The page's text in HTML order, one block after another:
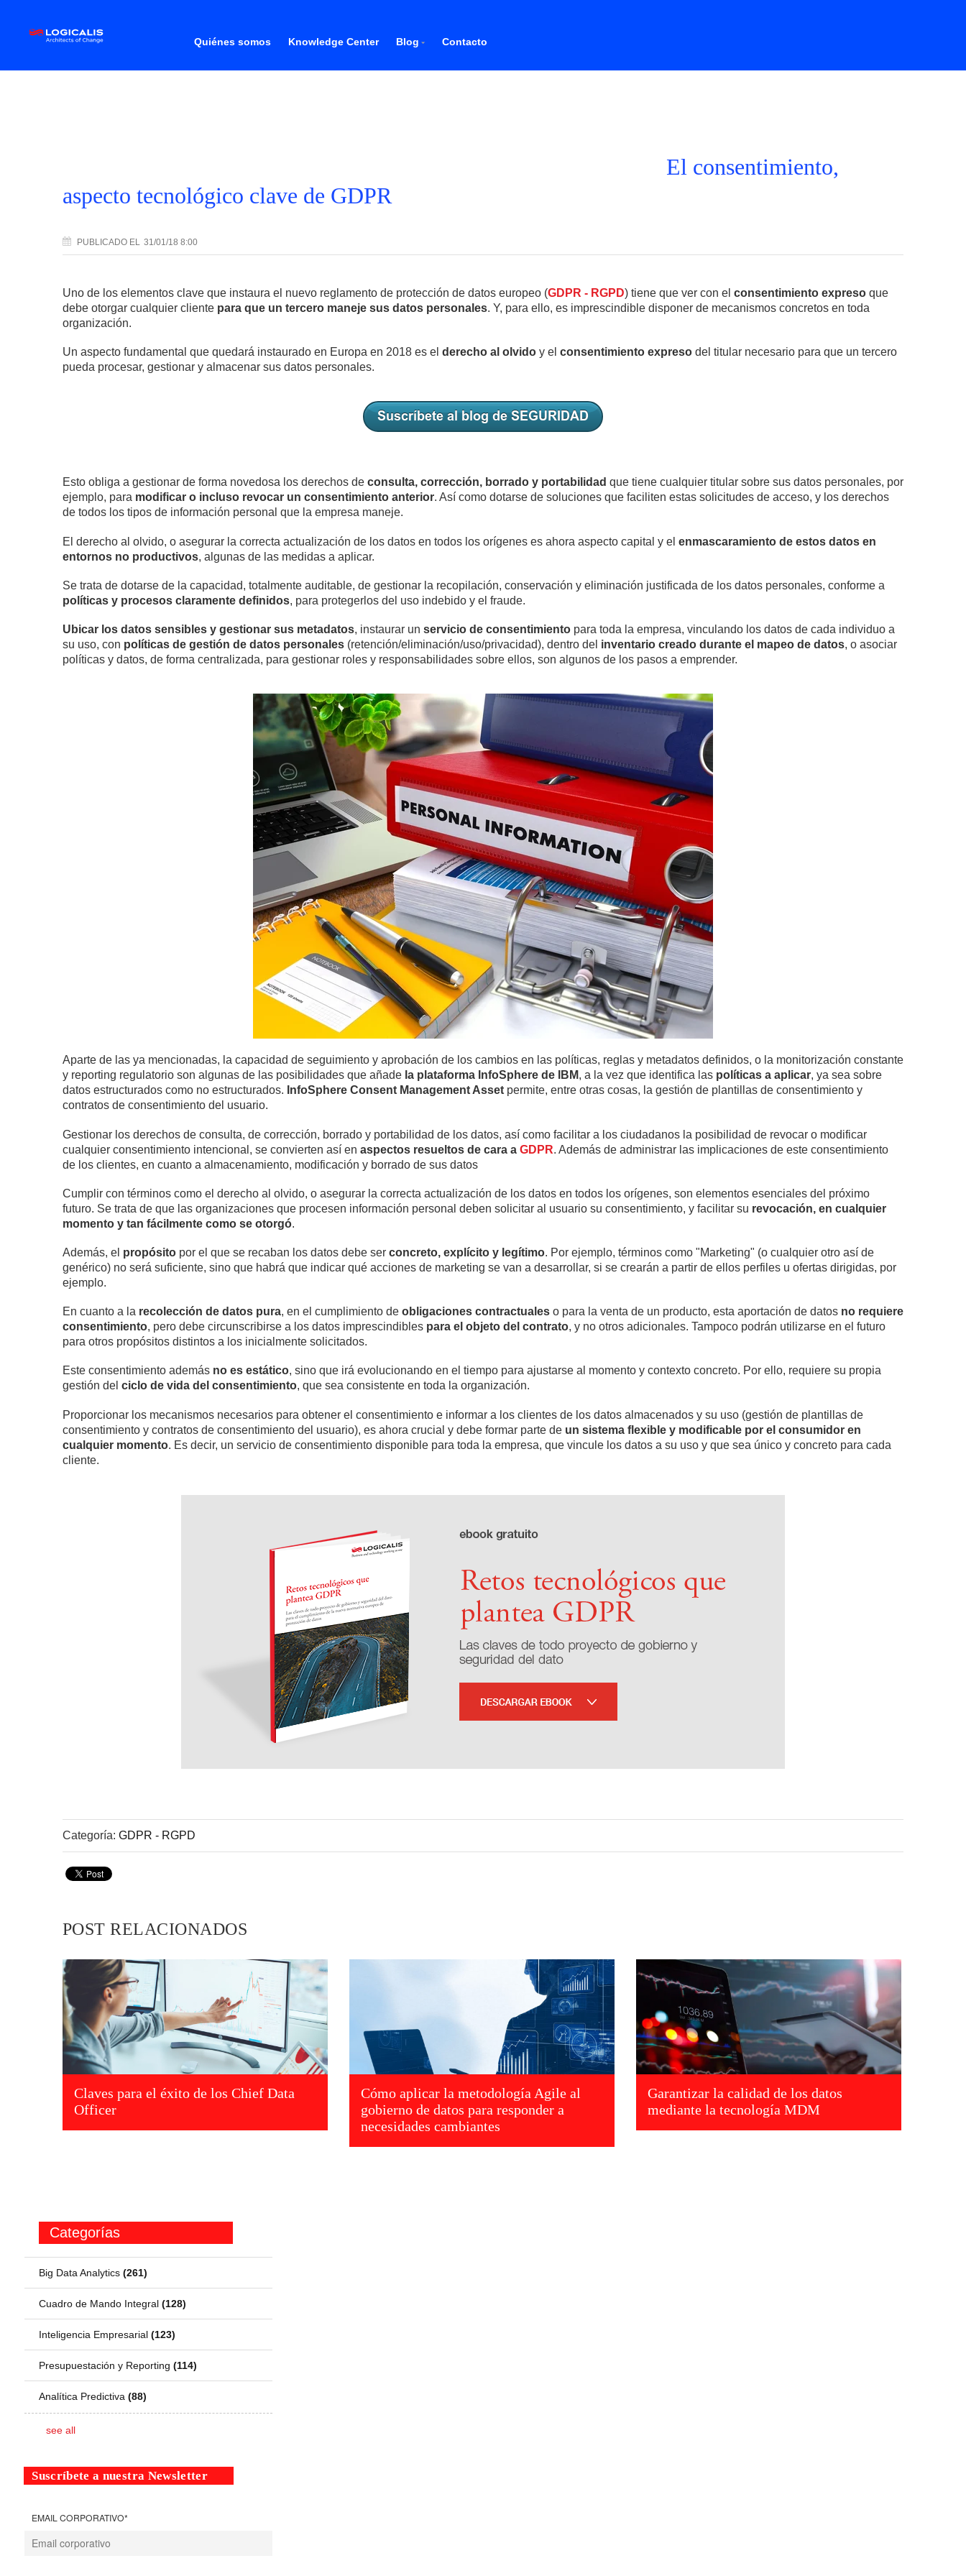
Quiénes somos Knowledge Center Blog Contacto
El consentimiento,
aspecto tecnológico clave de GDPR
PUBLICADO EL 31/01/18 8:00
Uno de los elementos clave que instaura el nuevo reglamento de protección de datos europeo (GDPR - RGPD) tiene que ver con el consentimiento expreso que
debe otorgar cualquier cliente para que un tercero maneje sus datos personales. Y, para ello, es imprescindible disponer de mecanismos concretos en toda
organización.
Un aspecto fundamental que quedará instaurado en Europa en 2018 es el derecho al olvido y el consentimiento expreso del titular necesario para que un tercero
pueda procesar, gestionar y almacenar sus datos personales.
Esto obliga a gestionar de forma novedosa los derechos de consulta, corrección, borrado y portabilidad que tiene cualquier titular sobre sus datos personales, por
ejemplo, para modificar o incluso revocar un consentimiento anterior. Así como dotarse de soluciones que faciliten estas solicitudes de acceso, y los derechos
de todos los tipos de información personal que la empresa maneje.
El derecho al olvido, o asegurar la correcta actualización de los datos en todos los orígenes es ahora aspecto capital y el enmascaramiento de estos datos en
entornos no productivos, algunas de las medidas a aplicar.
Se trata de dotarse de la capacidad, totalmente auditable, de gestionar la recopilación, conservación y eliminación justificada de los datos personales, conforme a
políticas y procesos claramente definidos, para protegerlos del uso indebido y el fraude.
Ubicar los datos sensibles y gestionar sus metadatos, instaurar un servicio de consentimiento para toda la empresa, vinculando los datos de cada individuo a
su uso, con políticas de gestión de datos personales (retención/eliminación/uso/privacidad), dentro del inventario creado durante el mapeo de datos, o asociar
políticas y datos, de forma centralizada, para gestionar roles y responsabilidades sobre ellos, son algunos de los pasos a emprender.
Aparte de las ya mencionadas, la capacidad de seguimiento y aprobación de los cambios en las políticas, reglas y metadatos definidos, o la monitorización constante
y reporting regulatorio son algunas de las posibilidades que añade la plataforma InfoSphere de IBM, a la vez que identifica las políticas a aplicar, ya sea sobre
datos estructurados como no estructurados. InfoSphere Consent Management Asset permite, entre otras cosas, la gestión de plantillas de consentimiento y
contratos de consentimiento del usuario.
Gestionar los derechos de consulta, de corrección, borrado y portabilidad de los datos, así como facilitar a los ciudadanos la posibilidad de revocar o modificar
cualquier consentimiento intencional, se convierten así en aspectos resueltos de cara a GDPR. Además de administrar las implicaciones de este consentimiento
de los clientes, en cuanto a almacenamiento, modificación y borrado de sus datos
Cumplir con términos como el derecho al olvido, o asegurar la correcta actualización de los datos en todos los orígenes, son elementos esenciales del próximo
futuro. Se trata de que las organizaciones que procesen información personal deben solicitar al usuario su consentimiento, y facilitar su revocación, en cualquier
momento y tan fácilmente como se otorgó.
Además, el propósito por el que se recaban los datos debe ser concreto, explícito y legítimo. Por ejemplo, términos como "Marketing" (o cualquier otro así de
genérico) no será suficiente, sino que habrá que indicar qué acciones de marketing se van a desarrollar, si se crearán a partir de ellos perfiles u ofertas dirigidas, por
ejemplo.
En cuanto a la recolección de datos pura, en el cumplimiento de obligaciones contractuales o para la venta de un producto, esta aportación de datos no requiere
consentimiento, pero debe circunscribirse a los datos imprescindibles para el objeto del contrato, y no otros adicionales. Tampoco podrán utilizarse en el futuro
para otros propósitos distintos a los inicialmente solicitados.
Este consentimiento además no es estático, sino que irá evolucionando en el tiempo para ajustarse al momento y contexto concreto. Por ello, requiere su propia
gestión del ciclo de vida del consentimiento, que sea consistente en toda la organización.
Proporcionar los mecanismos necesarios para obtener el consentimiento e informar a los clientes de los datos almacenados y su uso (gestión de plantillas de
consentimiento y contratos de consentimiento del usuario), es ahora crucial y debe formar parte de un sistema flexible y modificable por el consumidor en
cualquier momento. Es decir, un servicio de consentimiento disponible para toda la empresa, que vincule los datos a su uso y que sea único y concreto para cada
cliente.
Categoría: GDPR - RGPD
POST RELACIONADOS
Claves para el éxito de los Chief Data
Officer
Cómo aplicar la metodología Agile al
gobierno de datos para responder a
necesidades cambiantes
Garantizar la calidad de los datos
mediante la tecnología MDM
Categorías
Big Data Analytics(261)
Cuadro de Mando Integral(128)
Inteligencia Empresarial(123)
Presupuestación y Reporting(114)
Analítica Predictiva(88)
see all
Suscríbete a nuestra Newsletter
EMAIL CORPORATIVO*